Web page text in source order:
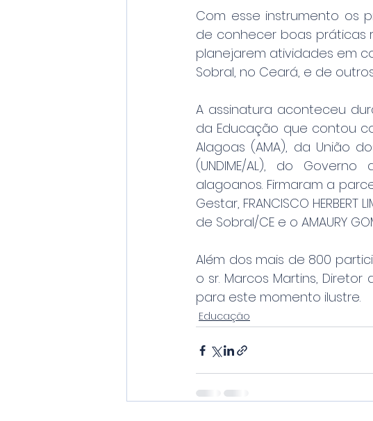
Com esse instrumento os
de conhecer boas práticas
planejarem atividades em
Sobral, no Ceará, e de
A assinatura aconteceu
da Educação que contou
Alagoas (AMA), da União
(UNDIME/AL), do
alagoanos. Firmaram a
Gestar, ️FRANCISCO
de Sobral/CE e o ️AMAURY
Além dos mais de 800
o sr. Marcos Martins,
para este momento ilustre.
Educação